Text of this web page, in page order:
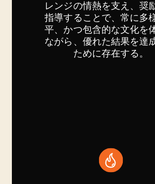
レンジの情熱を支え、奨
指導することで、常に多
平、かつ包含的な文化を
ながら、優れた結果を達
ために存在する。